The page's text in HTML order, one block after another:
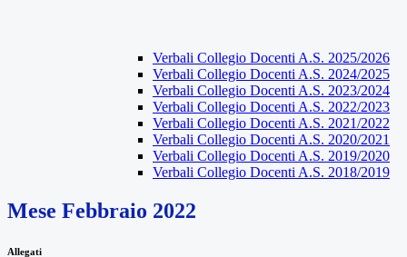
Verbali Collegio Docenti A.S. 2025/2026
Verbali Collegio Docenti A.S. 2024/2025
Verbali Collegio Docenti A.S. 2023/2024
Verbali Collegio Docenti A.S. 2022/2023
Verbali Collegio Docenti A.S. 2021/2022
Verbali Collegio Docenti A.S. 2020/2021
Verbali Collegio Docenti A.S. 2019/2020
Verbali Collegio Docenti A.S. 2018/2019
Mese Febbraio 2022
Allegati